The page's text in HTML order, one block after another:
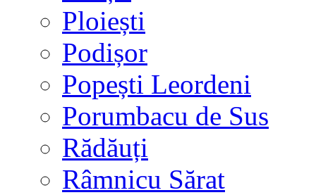
Ploiești
Podișor
Popești Leordeni
Porumbacu de Sus
Rădăuți
Râmnicu Sărat